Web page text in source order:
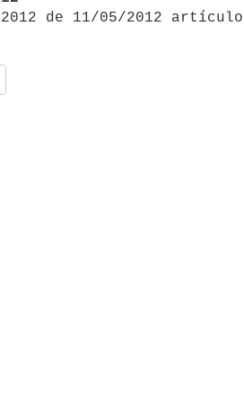
2012 de 11/05/2012